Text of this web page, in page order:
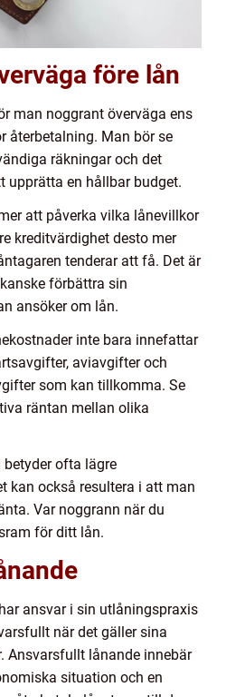
före lån
man noggrant överväga ens
återbetalning. Man bör se
räkningar och det
upprätta en hållbar budget.
att påverka vilka lånevillkor
kreditvärdighet desto mer
tenderar att få. Det är
förbättra sin
ansöker om lån.
inte bara innefattar
aviavgifter och
som kan tillkomma. Se
räntan mellan olika
ofta lägre
kan också resultera i att man
Var noggrann när du
för ditt lån.
ansvar i sin utlåningspraxis
när det gäller sina
Ansvarsfullt lånande innebär
situation och en